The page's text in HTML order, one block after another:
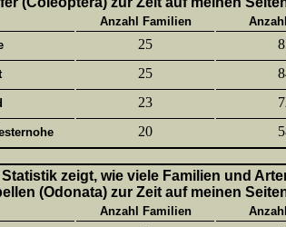
Anzahl Familien
25
25
23
20
Statistik zeigt, wie viele Familien und
(Odonata) zur Zeit auf meinen
Anzahl Familien